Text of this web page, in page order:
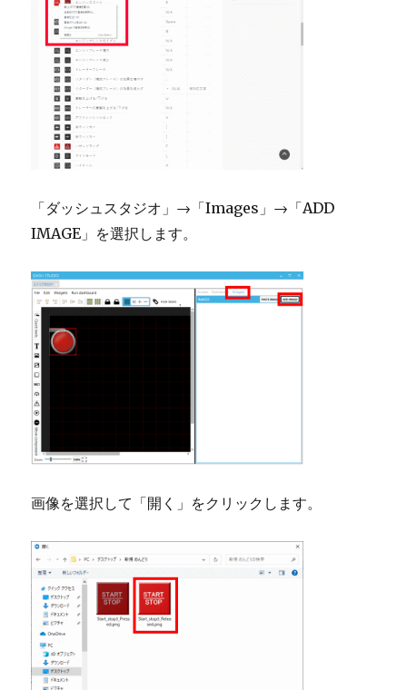
「ダッシュスタジオ」→「Images」→「ADD
IMAGE」を選択します。
画像を選択して「開く」をクリックします。